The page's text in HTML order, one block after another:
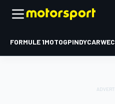
FORMULE 1MOTOGPINDYCARWEC